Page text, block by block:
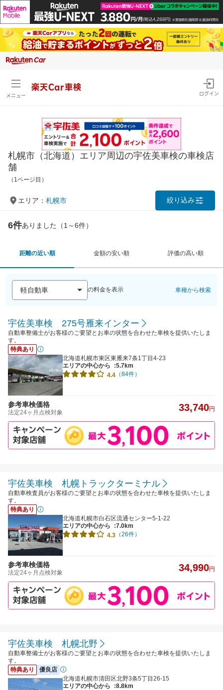
メニュー
楽天Car車検
ログイン
札幌市（北海道）エリア周辺の宇佐美車検の車検店
舗
（1ページ目）
エリア： 札幌市 絞り込み
6件ありました（1～6件）
距離の近い順 金額の安い順 評価の高い順
の料金を表示 車種から検索
宇佐美車検 275号雁来インター
自動車整備士がお客様のご要望とお車の状態を合わせた車検を提供いたしま
す。
特典あり
北海道札幌市東区東雁来7条1丁目4-23
エリアの中心から
:5.7km
4.4 （84件）
参考車検価格
法定24ヶ月点検対象 33,740円
宇佐美車検 札幌トラックターミナル
自動車検査員がお客様のご要望とお車の状態を合わせた車検を提供いたしま
す。
特典あり
北海道札幌市白石区流通センター5-1-22
エリアの中心から
:7.0km
4.3 （26件）
参考車検価格
法定24ヶ月点検対象 34,990円
宇佐美車検 札幌北野
自動車整備士がお客様のご要望とお車の状態を合わせた車検を提供いたしま
す。
特典あり
優良店
北海道札幌市清田区北野3条5丁目26-15
エリアの中心から
:8.8km